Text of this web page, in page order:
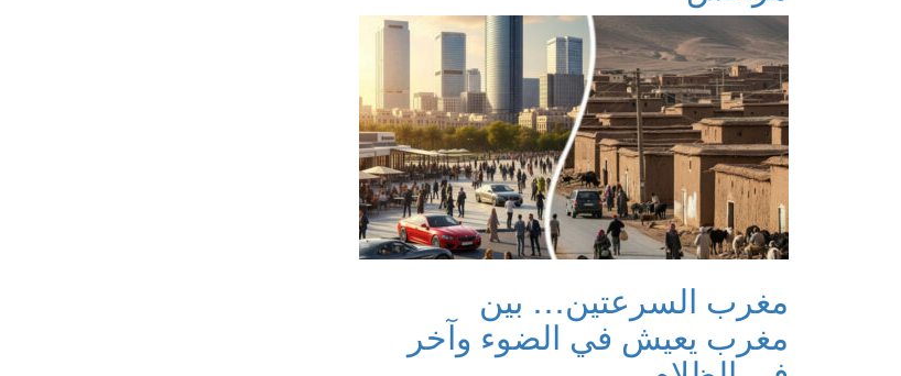
مغرب السرعتين… بين
مغرب يعيش في الضوء وآخر